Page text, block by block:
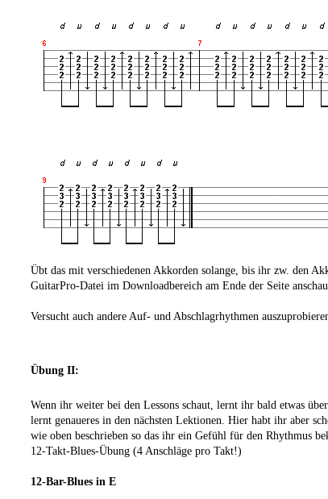
anzeigen
Übt das mit verschiedenen Akkorden solange, bis ihr zw. den
GuitarPro-Datei im Downloadbereich am Ende der Seite
Versucht auch andere Auf- und Abschlagrhythmen
Übung II:
Wenn ihr weiter bei den Lessons schaut, lernt ihr bald etwas
lernt genaueres in den nächsten Lektionen. Hier habt ihr aber
wie oben beschrieben so das ihr ein Gefühl für den Rhythmus
12-Takt-Blues-Übung (4 Anschläge pro Takt!)
12-Bar-Blues in E